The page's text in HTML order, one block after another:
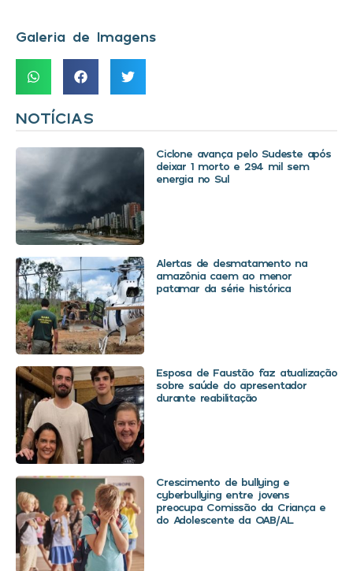
Galeria de Imagens
NOTÍCIAS
Ciclone avança pelo Sudeste após
deixar 1 morto e 294 mil sem
energia no Sul
Alertas de desmatamento na
amazônia caem ao menor
patamar da série histórica
Esposa de Faustão faz atualização
sobre saúde do apresentador
durante reabilitação
Crescimento de bullying e
cyberbullying entre jovens
preocupa Comissão da Criança e
do Adolescente da OAB/AL